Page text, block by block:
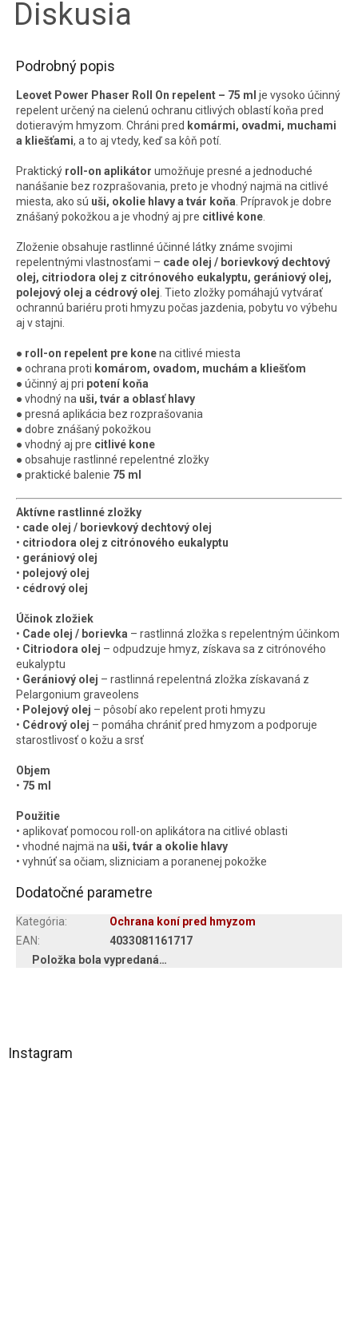
Diskusia
Podrobný popis
Leovet Power Phaser Roll On repelent – 75 ml je vysoko účinný
repelent určený na cielenú ochranu citlivých oblastí koňa pred
dotieravým hmyzom. Chráni pred komármi, ovadmi, muchami
a kliešťami, a to aj vtedy, keď sa kôň potí.
Praktický roll-on aplikátor umožňuje presné a jednoduché
nanášanie bez rozprašovania, preto je vhodný najmä na citlivé
miesta, ako sú uši, okolie hlavy a tvár koňa . Prípravok je dobre
znášaný pokožkou a je vhodný aj pre citlivé kone
Zloženie obsahuje rastlinné účinné látky známe svojimi
repelentnými vlastnosťami – cade olej / borievkový dechtový
olej, citriodora olej z citrónového eukalyptu, gerániový olej,
polejový olej a cédrový olej . Tieto zložky pomáhajú vytvárať
ochrannú bariéru proti hmyzu počas jazdenia, pobytu vo výbehu
aj v stajni.
● roll-on repelent pre konena citlivé miesta
● ochrana proti komárom, ovadom, muchám a kliešťom
● účinný aj pri potení koňa
● vhodný na uši, tvár a oblasť hlavy
● presná aplikácia bez rozprašovania
● dobre znášaný pokožkou
● vhodný aj pre citlivé kone
● obsahuje rastlinné repelentné zložky
● praktické balenie 75 ml
Aktívne rastlinné zložky
• cade olej / borievkový dechtový olej
• citriodora olej z citrónového eukalyptu
• gerániový olej
• polejový olej
• cédrový olej
Účinok zložiek
• Cade olej / borievka – rastlinná zložka s repelentným účinkom
• Citriodora olej – odpudzuje hmyz, získava sa z citrónového
eukalyptu
• Gerániový olej – rastlinná repelentná zložka získavaná z
Pelargonium graveolens
• Polejový olej – pôsobí ako repelent proti hmyzu
• Cédrový olej – pomáha chrániť pred hmyzom a podporuje
starostlivosť o kožu a srsť
Objem
• 75 ml
Použitie
• aplikovať pomocou roll-on aplikátora na citlivé oblasti
• vhodné najmä na uši, tvár a okolie hlavy
• vyhnúť sa očiam, slizniciam a poranenej pokožke
Dodatočné parametre
Kategória:
Ochrana koní pred hmyzom
EAN:
4033081161717
Položka bola vypredaná…
á
Instagram